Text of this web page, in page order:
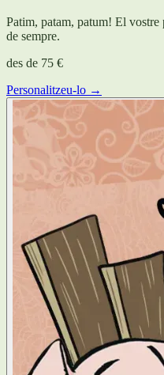
Patim, patam, patum! El
de sempre.
des de 75 €
Personalitzeu-lo →